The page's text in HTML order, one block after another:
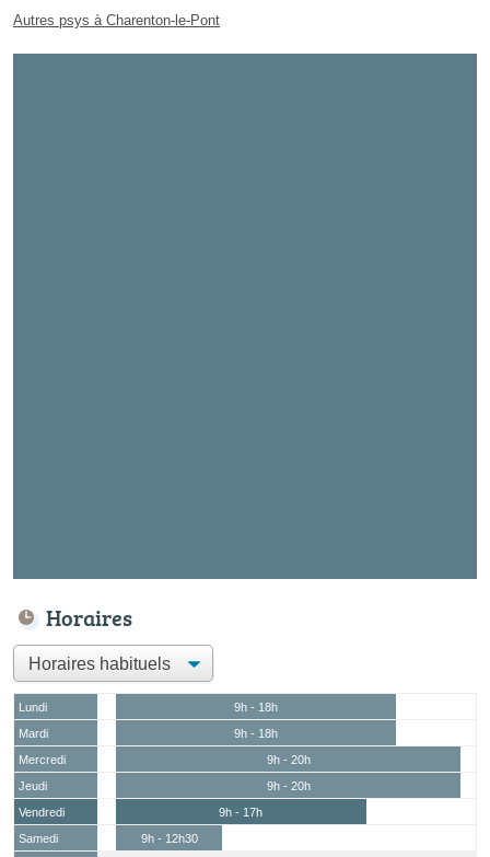
Autres psys à Charenton-le-Pont
Horaires
Lundi
9h - 18h
Mardi
9h - 18h
Mercredi
9h - 20h
Jeudi
9h - 20h
Vendredi
9h - 17h
Samedi
9h - 12h30